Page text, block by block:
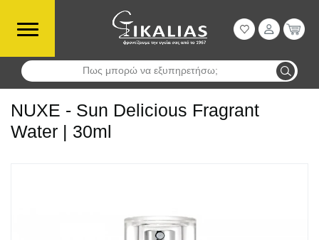
Πως μπορώ να εξυπηρετήσω;
Αναζήτηση
NUXE - Sun Delicious Fragrant
Water | 30ml